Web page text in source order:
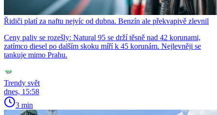
Řidiči platí za naftu nejvíc od dubna. Benzín ale překvapivě zlevnil
Ceny paliv se rozešly: Natural 95 se drží těsně nad 42 korunami,
zatímco diesel po dalším skoku míří k 45 korunám. Nejlevněji se
tankuje mimo Prahu.
Trendy svět
dnes, 15:58
3 min